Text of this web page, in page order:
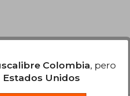
evaluación .
Colombia, pero
Estados Unidos